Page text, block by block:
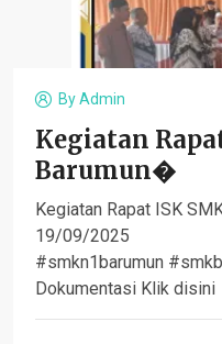
ByAdmin
Kegiatan
Barumun�
Kegiatan Rapat ISK
19/09/2025
#smkn1barumun
Dokumentasi Klik disini